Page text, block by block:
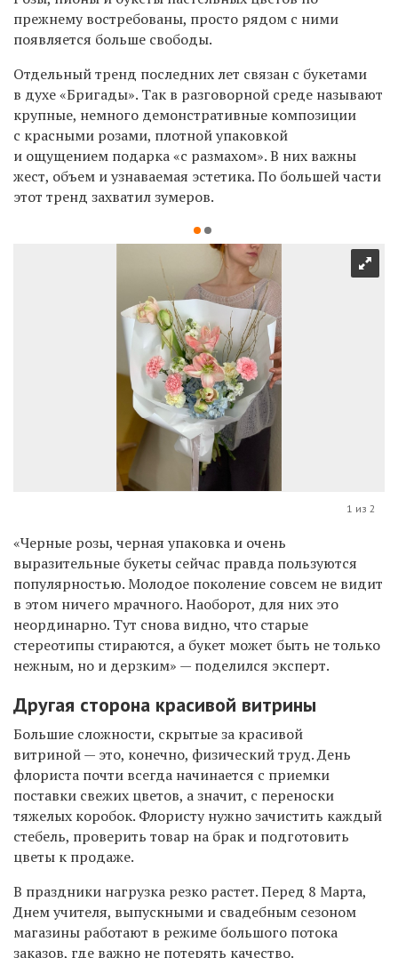
прежнему востребованы, просто рядом с ними
появляется больше свободы.
Отдельный тренд последних лет связан с букетами
в духе «Бригады». Так в разговорной среде называют
крупные, немного демонстративные композиции
с красными розами, плотной упаковкой
и ощущением подарка «с размахом». В них важны
жест, объем и узнаваемая эстетика. По большей части
этот тренд захватил зумеров.
1 из 2
«Черные розы, черная упаковка и очень
выразительные букеты сейчас правда пользуются
популярностью. Молодое поколение совсем не видит
в этом ничего мрачного. Наоборот, для них это
неординарно. Тут снова видно, что старые
стереотипы стираются, а букет может быть не только
нежным, но и дерзким» — поделился эксперт.
Другая сторона красивой витрины
Большие сложности, скрытые за красивой
витриной — это, конечно, физический труд. День
флориста почти всегда начинается с приемки
поставки свежих цветов, а значит, с переноски
тяжелых коробок. Флористу нужно зачистить каждый
стебель, проверить товар на брак и подготовить
цветы к продаже.
В праздники нагрузка резко растет. Перед 8 Марта,
Днем учителя, выпускными и свадебным сезоном
магазины работают в режиме большого потока
заказов, где важно не потерять качество.